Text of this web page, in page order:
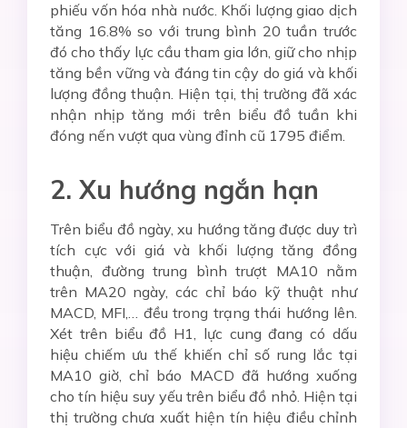
phiếu vốn hóa nhà nước. Khối lượng giao dịch
tăng 16.8% so với trung bình 20 tuần trước
đó cho thấy lực cầu tham gia lớn, giữ cho nhịp
tăng bền vững và đáng tin cậy do giá và khối
lượng đồng thuận. Hiện tại, thị trường đã xác
nhận nhịp tăng mới trên biểu đồ tuần khi
đóng nến vượt qua vùng đỉnh cũ 1795 điểm.
2. Xu hướng ngắn hạn
Trên biểu đồ ngày, xu hướng tăng được duy trì
tích cực với giá và khối lượng tăng đồng
thuận, đường trung bình trượt MA10 nằm
trên MA20 ngày, các chỉ báo kỹ thuật như
MACD, MFI,… đều trong trạng thái hướng lên.
Xét trên biểu đồ H1, lực cung đang có dấu
hiệu chiếm ưu thế khiến chỉ số rung lắc tại
MA10 giờ, chỉ báo MACD đã hướng xuống
cho tín hiệu suy yếu trên biểu đồ nhỏ. Hiện tại
thị trường chưa xuất hiện tín hiệu điều chỉnh